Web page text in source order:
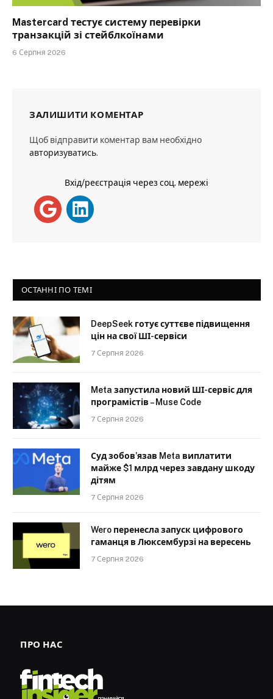
Mastercard тестує систему перевірки
транзакцій зі стейблкоїнами
6 Серпня 2026
ЗАЛИШИТИ КОМЕНТАР
Щоб відправити коментар вам необхідно
авторизуватись.
Вхід/реєстрація через соц. мережі
ОСТАННІ ПО ТЕМІ
DeepSeek готує суттєве підвищення
цін на свої ШІ-сервіси
7 Серпня 2026
Meta запустила новий ШІ-сервіс для
програмістів – Muse Code
7 Серпня 2026
Суд зобов’язав Meta виплатити
майже $1 млрд через завдану шкоду
дітям
7 Серпня 2026
Wero перенесла запуск цифрового
гаманця в Люксембурзі на вересень
7 Серпня 2026
ПРО НАС